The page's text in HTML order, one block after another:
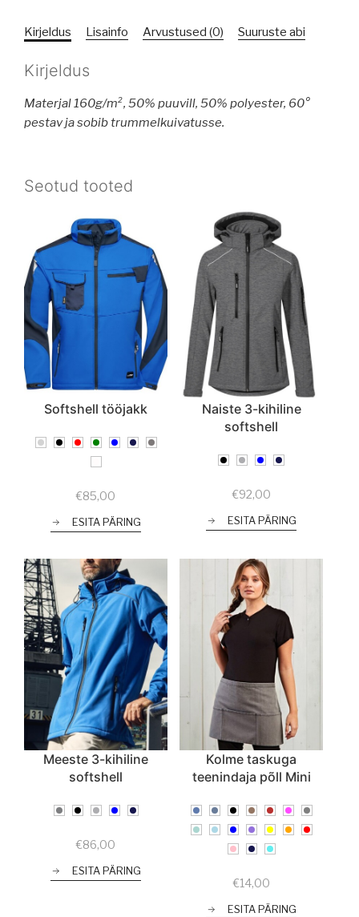
Kirjeldus Lisainfo Arvustused (0) Suuruste abi
Kirjeldus
Materjal 160g/m², 50% puuvill, 50% polyester, 60°
pestav ja sobib trummelkuivatusse.
Seotud tooted
Softshell tööjakk
€85,00
ESITA PÄRING
Naiste 3-kihiline
softshell
€92,00
ESITA PÄRING
Meeste 3-kihiline
softshell
€86,00
ESITA PÄRING
Kolme taskuga
teenindaja põll Mini
€14,00
ESITA PÄRING